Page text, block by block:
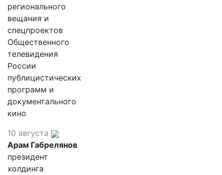
регионального
вещания и
спецпроектов
Общественного
телевидения
России
публицистических
программ и
документального
кино
10 августа
Арам Габрелянов
президент
холдинга